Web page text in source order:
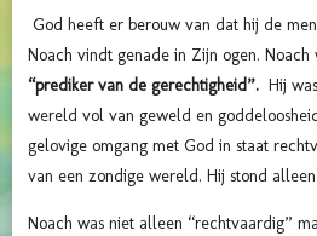
God heeft er berouw van dat hij de
Noach vindt genade in Zijn ogen. Noach
“prediker van de gerechtigheid”. Hij
wereld vol van geweld en
gelovige omgang met God in staat
van een zondige wereld. Hij stond
Noach was niet alleen “rechtvaardig”